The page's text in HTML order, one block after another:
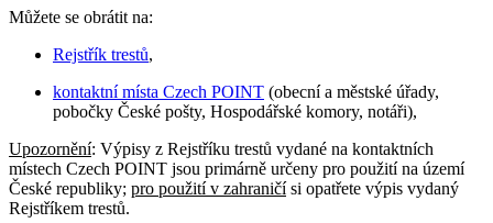
Můžete se obrátit na:
Rejstřík trestů,
kontaktní místa Czech POINT (obecní a městské úřady,
pobočky České pošty, Hospodářské komory, notáři),
Upozornění: Výpisy z Rejstříku trestů vydané na kontaktních
místech Czech POINT jsou primárně určeny pro použití na území
České republiky; pro použití v zahraničísi opatřete výpis vydaný
Rejstříkem trestů.